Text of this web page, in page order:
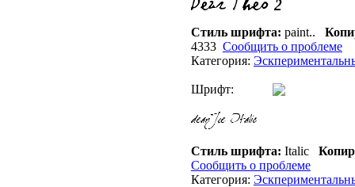
Стиль шрифта: paint..
4333 Сообщить о проблеме
Категория:
Шрифт:
Стиль шрифта: Italic
Сообщить о проблеме
Категория: